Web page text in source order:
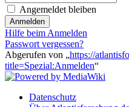
Angemeldet bleiben
Anmelden
Hilfe beim Anmelden
Passwort vergessen?
Abgerufen von „https://
title=Spezial:Anmelden“
Datenschutz